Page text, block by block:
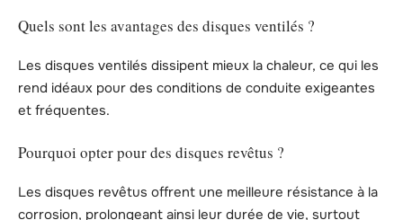
Quels sont les avantages des disques ventilés ?
Les disques ventilés dissipent mieux la chaleur, ce qui les
rend idéaux pour des conditions de conduite exigeantes
et fréquentes.
Pourquoi opter pour des disques revêtus ?
Les disques revêtus offrent une meilleure résistance à la
corrosion, prolongeant ainsi leur durée de vie, surtout